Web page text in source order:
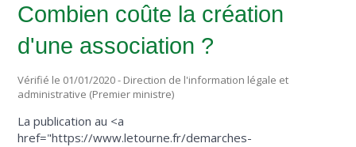
Combien coûte la création
d'une association ?
Vérifié le 01/01/2020 - Direction de l'information légale et
administrative (Premier ministre)
La publication au <a
href="https://www.letourne.fr/demarches-